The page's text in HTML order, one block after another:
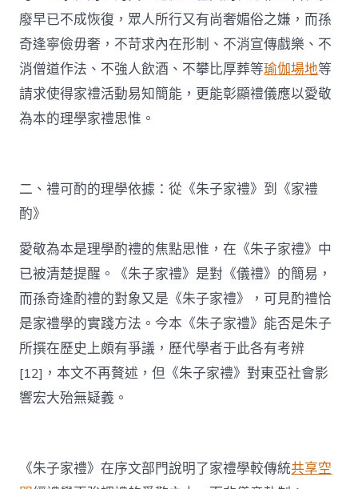
廢早已不成恢復，眾人所行又有尚奢媚俗之嫌，而孫
奇逢寧儉毋奢，不苛求內在形制、不消宣傳戲樂、不
消僧道作法、不強人飲酒、不攀比厚葬等瑜伽場地等
請求使得家禮活動易知簡能，更能彰顯禮儀應以愛敬
為本的理學家禮思惟。
二、禮可酌的理學依據：從《朱子家禮》到《家禮
酌》
愛敬為本是理學酌禮的焦點思惟，在《朱子家禮》中
已被清楚提醒。《朱子家禮》是對《儀禮》的簡易，
而孫奇逢酌禮的對象又是《朱子家禮》，可見酌禮恰
是家禮學的實踐方法。今本《朱子家禮》能否是朱子
所撰在歷史上頗有爭議，歷代學者于此各有考辨
[12]，本文不再贅述，但《朱子家禮》對東亞社會影
響宏大殆無疑義。
《朱子家禮》在序文部門說明了家禮學較傳統共享空